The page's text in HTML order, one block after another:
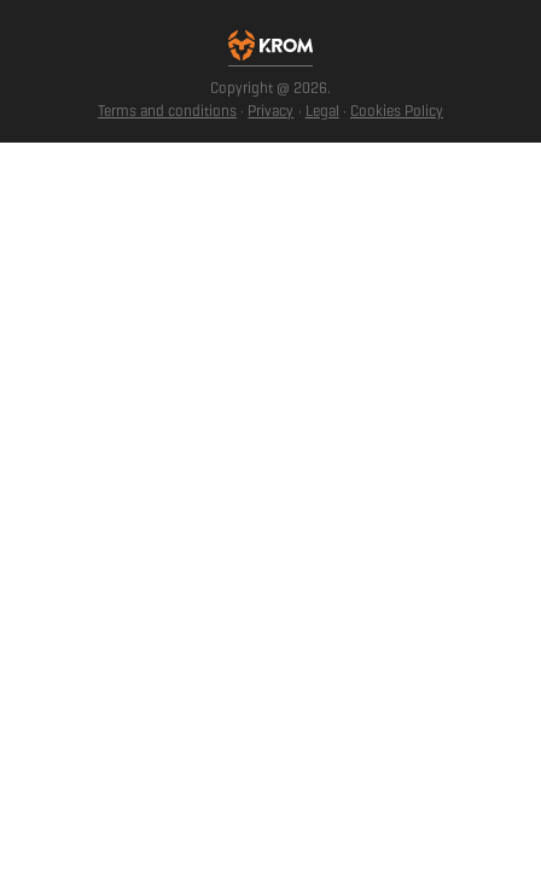
Copyright @ 2026.
Terms and conditions · Privacy · Legal · Cookies Policy